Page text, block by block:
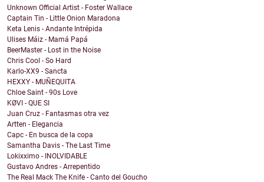
Unknown Official Artist - Foster Wallace
Captain Tin - Little Onion Maradona
Keta Lenis - Andante Intrépida
Ulises Máiz - Mamá Papá
BeerMaster - Lost in the Noise
Chris Cool - So Hard
Karlo-XX9 - Sancta
HEXXY - MUÑEQUITA
Chloe Saint - 90s Love
KØVI - QUE SI
Juan Cruz - Fantasmas otra vez
Artten - Elegancia
Capc - En busca de la copa
Samantha Davis - The Last Time
Lokixximo - INOLVIDABLE
Gustavo Andres - Arrepentido
The Real Mack The Knife - Canto del Goucho